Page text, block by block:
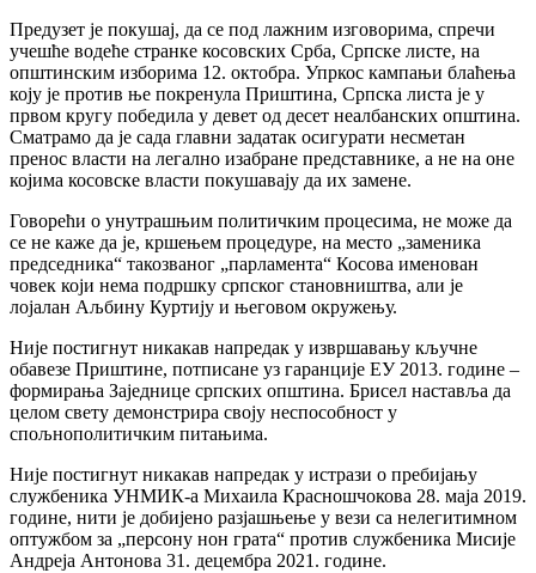
Предузет је покушај, да се под лажним изговорима, спречи
учешће водеће странке косовских Срба, Српске листе, на
општинским изборима 12. октобра. Упркос кампањи блаћења
коју је против ње покренула Приштина, Српска листа је у
првом кругу победила у девет од десет неалбанских општина.
Сматрамо да је сада главни задатак осигурати несметан
пренос власти на легално изабране представнике, а не на оне
којима косовске власти покушавају да их замене.
Говорећи о унутрашњим политичким процесима, не може да
се не каже да је, кршењем процедуре, на место „заменика
председника“ такозваног „парламента“ Косова именован
човек који нема подршку српског становништва, али је
лојалан Аљбину Куртију и његовом окружењу.
Није постигнут никакав напредак у извршавању кључне
обавезе Приштине, потписане уз гаранције ЕУ 2013. године –
формирања Заједнице српских општина. Брисел наставља да
целом свету демонстрира своју неспособност у
спољнополитичким питањима.
Није постигнут никакав напредак у истрази о пребијању
службеника УНМИК-а Михаила Красношчокова 28. маја 2019.
године, нити је добијено разјашњење у вези са нелегитимном
оптужбом за „персону нон грата“ против службеника Мисије
Андреја Антонова 31. децембра 2021. године.